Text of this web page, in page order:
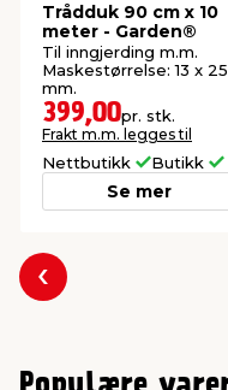
Trådduk 90 cm x 10
meter - Garden®
Til inngjerding m.m.
Maskestørrelse: 13 x 25
mm.
399,00pr. stk.
Frakt m.m. legges til
Nettbutikk Butikk
Se mer
Forrige